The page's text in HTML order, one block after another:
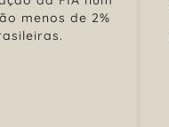
menos de 2%